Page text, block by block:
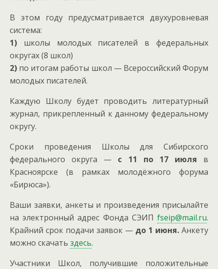
В этом году предусматривается двухуровневая
система:
1) школы молодых писателей в федеральных
округах (8 школ)
2) по итогам работы школ — Всероссийский Форум
молодых писателей.
Каждую Школу будет проводить литературный
журнал, прикрепленный к данному федеральному
округу.
Сроки проведения Школы для Сибирского
федерального округа — с 11 по 17 июля в
Красноярске (в рамках молодёжного форума
«Бирюса»).
Ваши заявки, анкеты и произведения присылайте
на электронный адрес Фонда СЭИП fseip@mail.ru.
Крайний срок подачи заявок — до 1 июня. Анкету
можно скачать здесь.
Участники Школ, получившие положительные